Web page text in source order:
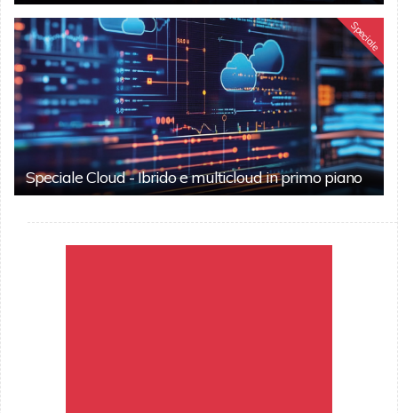
Speciale
Speciale Cloud - Ibrido e multicloud in primo piano